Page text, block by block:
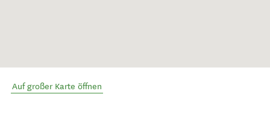
Auf großer Karte öffnen